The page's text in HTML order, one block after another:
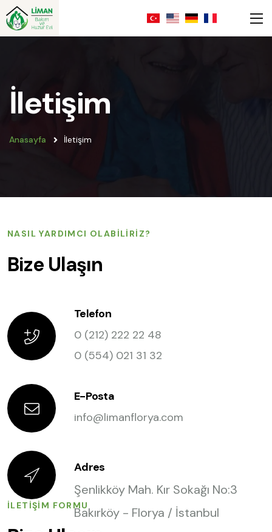
İletişim
Anasayfa İletişim
NASIL YARDIMCI OLABILIRIZ?
Bize Ulaşın
Telefon
0 (212) 222 22 48
0 (554) 021 31 32
E-Posta
info@limanflorya.com
Adres
Şenlikköy Mah. Kır Sokağı No:3
Bakırköy - Florya / İstanbul
İLETIŞIM FORMU